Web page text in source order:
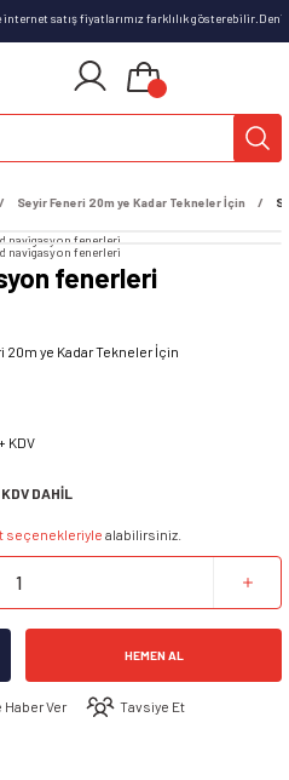
internet satış fiyatlarımız farklılık
Seyir Feneri 20m ye Kadar Tekneler İçin
fenerleri
20m ye Kadar Tekneler İçin
KDV
KDV DAHİL
seçenekleriyle alabilirsiniz.
HEMEN AL
Haber Ver Tavsiye Et